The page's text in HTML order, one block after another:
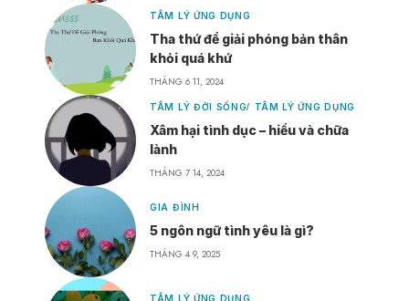
TÂM LÝ ỨNG DỤNG
Tha thứ để giải phóng bản thân
khỏi quá khứ
THÁNG 6 11, 2024
TÂM LÝ ĐỜI SỐNG TÂM LÝ ỨNG DỤNG
Xâm hại tình dục – hiểu và chữa
lành
THÁNG 7 14, 2024
GIA ĐÌNH
5 ngôn ngữ tình yêu là gì?
THÁNG 4 9, 2025
TÂM LÝ ỨNG DỤNG